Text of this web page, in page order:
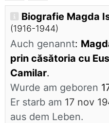
Biografie Magda
(1916-1944)
Auch genannt:
prin căsătoria cu
Camilar.
Wurde am geboren
Er starb am 17 nov
aus dem Leben.